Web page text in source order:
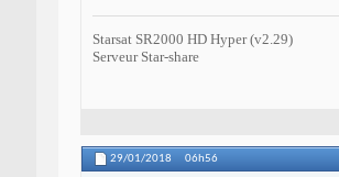
Starsat SR2000 HD Hyper (v2.29)
Serveur Star-share
29/01/2018 06h56